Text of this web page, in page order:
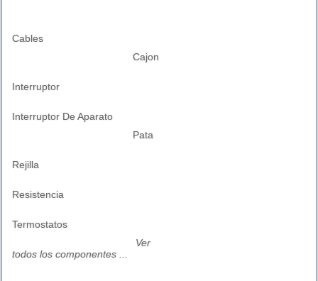
Cables
Cajon
Interruptor
Interruptor De Aparato
Pata
Rejilla
Resistencia
Termostatos
Ver
todos los componentes ...